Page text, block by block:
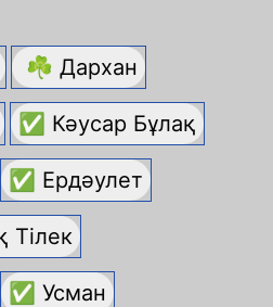
☘ Дархан
✅ Кәусар Бұлақ
✅ Ердәулет
Тілек
✅ Усман